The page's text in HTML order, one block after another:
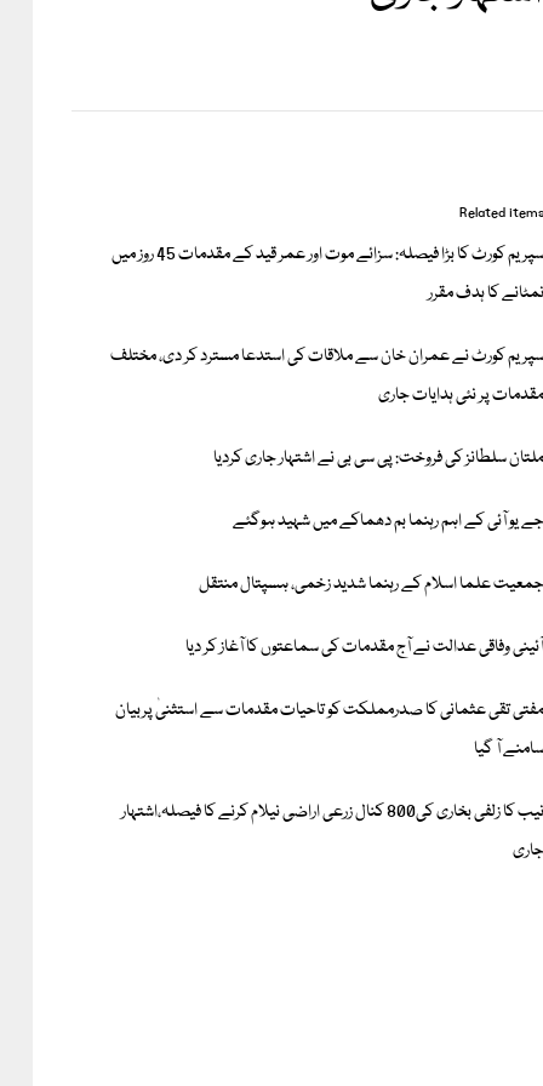
Related items
سپریم کورٹ کا بڑا فیصلہ: سزائے موت اور عمر قید کے مقدمات 45 روز میں
نمٹانے کا ہدف مقرر
سپریم کورٹ نے عمران خان سے ملاقات کی استدعا مسترد کر دی، مختلف
مقدمات پر نئی ہدایات جاری
ملتان سلطانز کی فروخت: پی سی بی نے اشتہار جاری کردیا
جے یو آئی کے اہم رہنما بم دھماکے میں شہید ہوگئے
جمعیت علما اسلام کے رہنما شدید زخمی، ہسپتال منتقل
آئینی وفاقی عدالت نے آج مقدمات کی سماعتوں کا آغاز کر دیا
مفتی تقی عثمانی کا صدرمملکت کو تاحیات مقدمات سے استثنیٰ پربیان
سامنے آ گیا
نیب کا زلفی بخاری کی800 کنال زرعی اراضی نیلام کرنے کا فیصلہ،اشتہار
جاری